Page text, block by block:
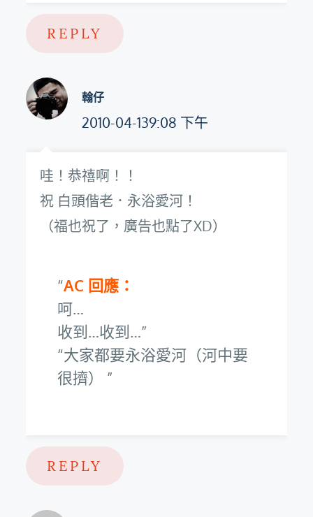
REPLY
翰仔
2010-04-139:08 下午
哇！恭禧啊！！
祝 白頭偕老．永浴愛河！
（福也祝了，廣告也點了XD）
AC 回應：
呵…
收到…收到…
大家都要永浴愛河（河中要
很擠）
REPLY